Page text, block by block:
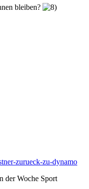
bleiben?
zurueck-zu-dynamo
der Woche Sport